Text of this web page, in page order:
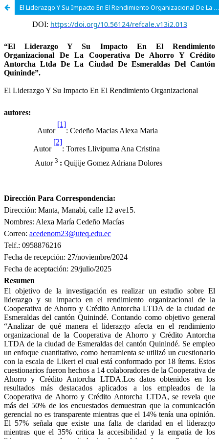
El Liderazgo Y Su Impacto En El Rendimiento Organizacional De La Cooperativa De Ahorro Y Crédito Antorcha Ltda De La Ciudad De Esmeraldas Del Cantón Quininde